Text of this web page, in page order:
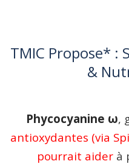
TMIC Propose* :
&
Phycocyanine ω,
antioxydantes (via
pourrait aiderà